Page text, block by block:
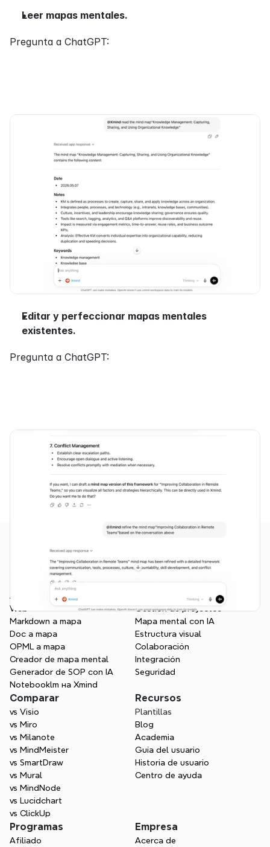
Leer mapas mentales.
Pregunta a ChatGPT:
Editar y perfeccionar mapas mentales
existentes.
Pregunta a ChatGPT:
Productos
Aplicación
Web
Markdown a mapa
Doc a mapa
OPML a mapa
Creador de mapa mental
Generador de SOP con IA
Notebooklm на Xmind
Descripción general
Gestión de proyectos
Mapa mental con IA
Estructura visual
Colaboración
Integración
Seguridad
Comparar
vs Visio
vs Miro
vs Milanote
vs MindMeister
vs SmartDraw
vs Mural
vs MindNode
vs Lucidchart
vs ClickUp
Recursos
Plantillas
Blog
Academia
Guía del usuario
Historia de usuario
Centro de ayuda
Programas
Afiliado
Empresa
Acerca de